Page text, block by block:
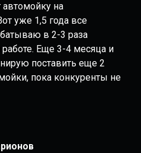
автомойку на
уже 1,5 года все
в 2-3 раза
Еще 3-4 месяца и
поставить еще 2
пока конкуренты не